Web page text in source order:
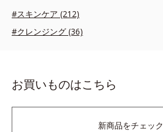
#スキンケア (212)
#クレンジング (36)
お買いものはこちら
新商品をチェック